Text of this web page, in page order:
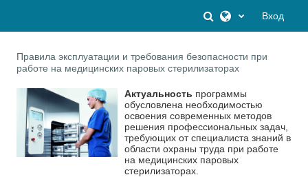
ИзменитьВход
Правила эксплуатации и требования безопасности при
работе на медицинских паровых стерилизаторах
Актуальность программы
обусловлена необходимостью
освоения современных методов
решения профессиональных задач,
требующих от специалиста знаний в
областиохраны труда при работе
на медицинских паровых
стерилизаторах.